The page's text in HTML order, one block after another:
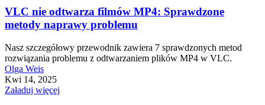
VLC nie odtwarza filmów MP4: Sprawdzone
metody naprawy problemu
Nasz szczegółowy przewodnik zawiera 7 sprawdzonych metod
rozwiązania problemu z odtwarzaniem plików MP4 w VLC.
Olga Weis
Kwi 14, 2025
Załaduj więcej